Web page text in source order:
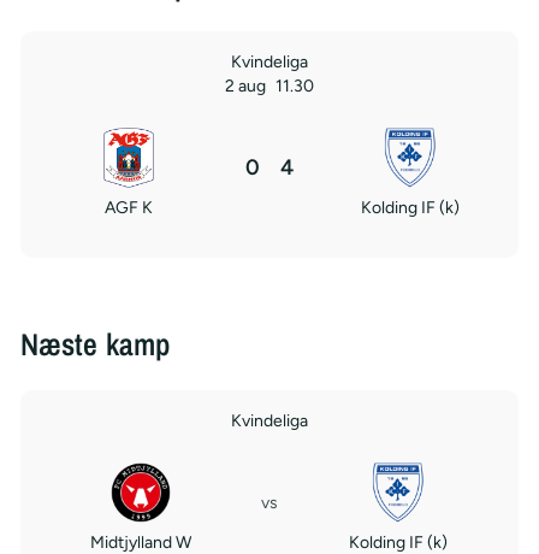
Kvindeliga
2 aug 11.30
AGF K
0 4
Kolding IF (k)
Næste kamp
Kvindeliga
Midtjylland W
vs
Kolding IF (k)